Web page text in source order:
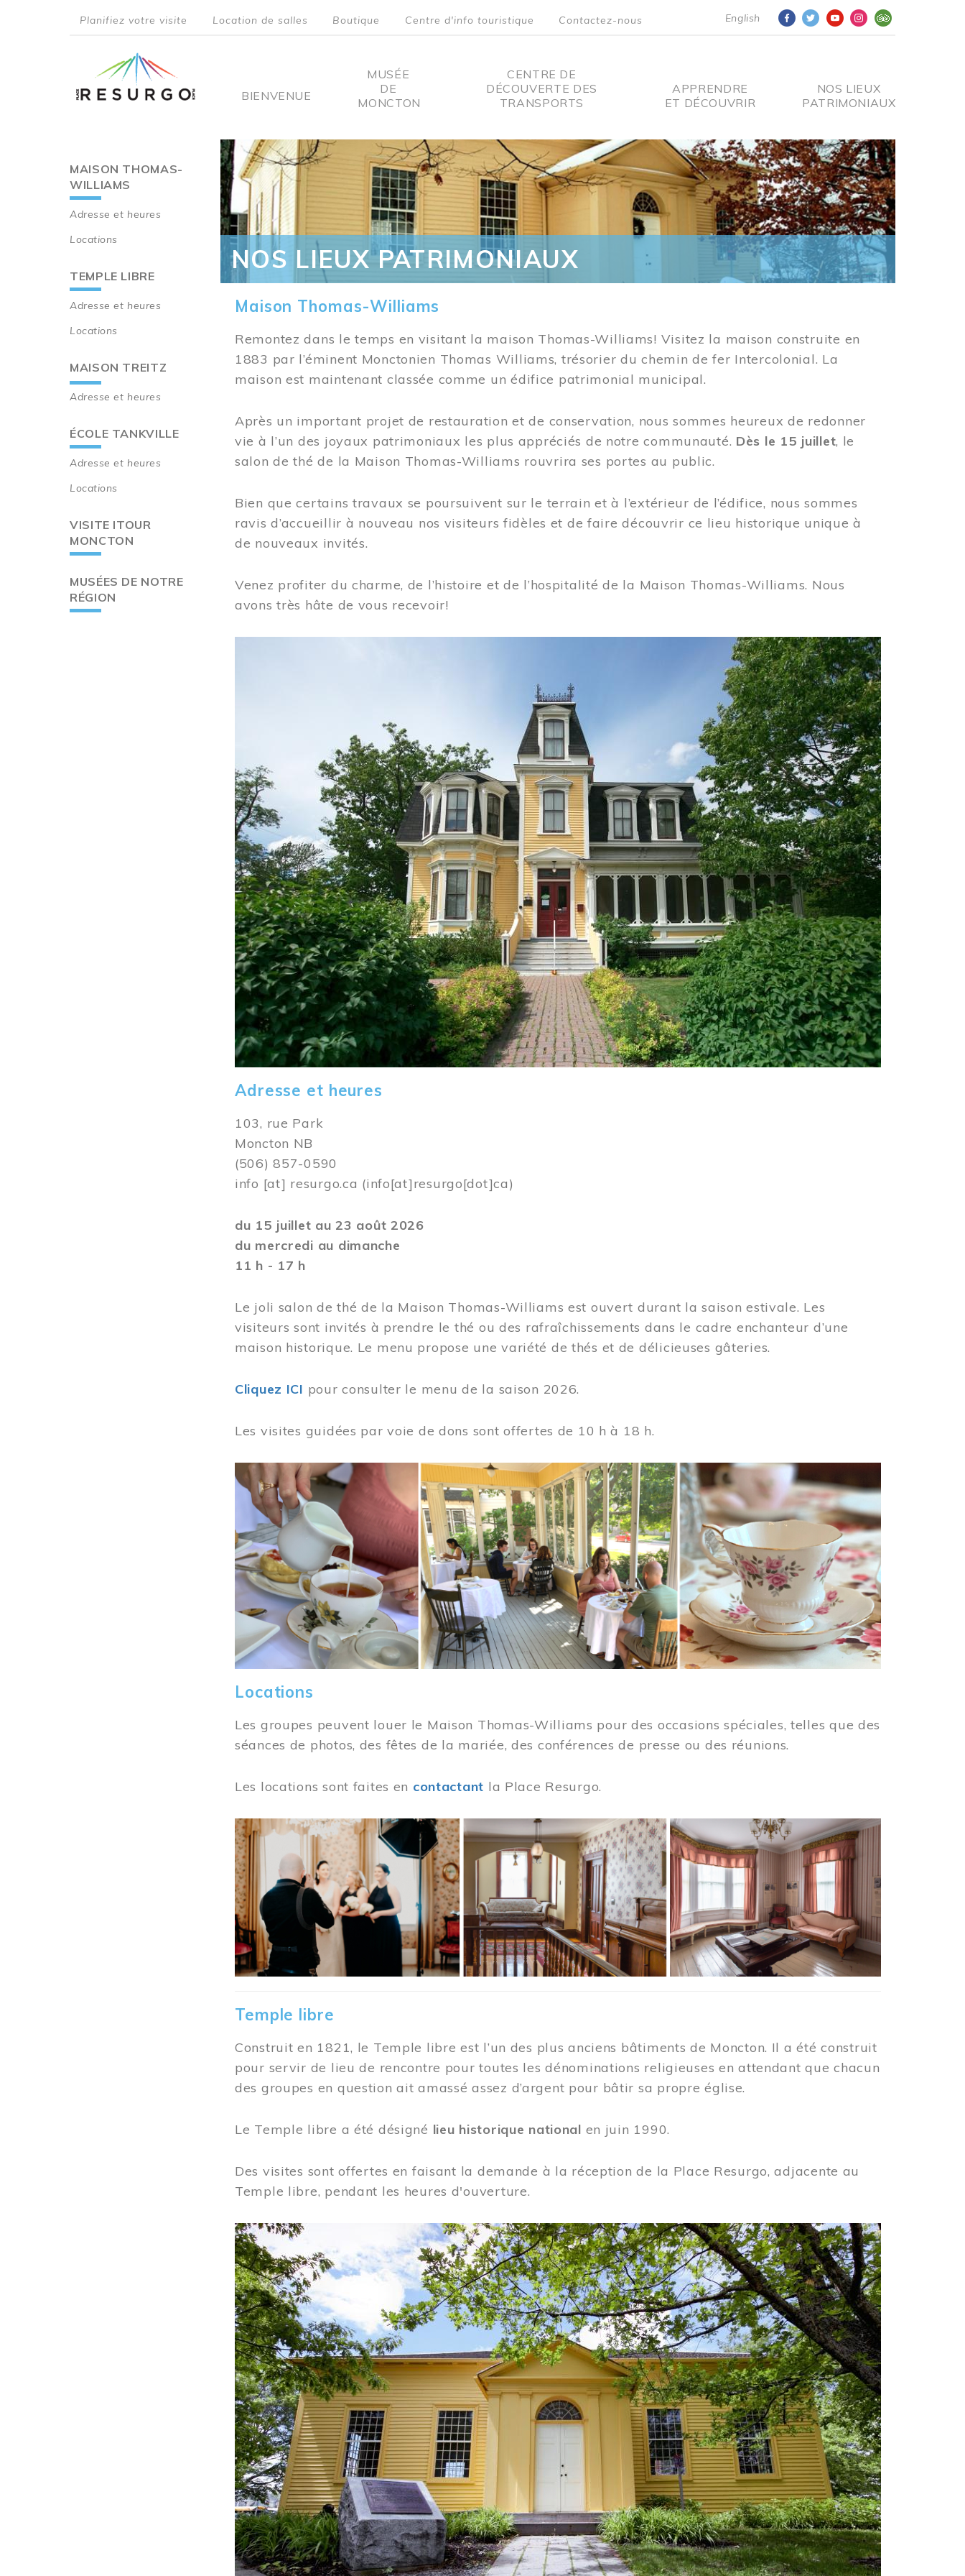
English
menu
Planifiez votre visite Location de salles Boutique Centre d'info touristique Contactez-nous
Main
BIENVENUE
MUSÉE
DE
MONCTON
CENTRE DE
DÉCOUVERTE DES
TRANSPORTS
APPRENDRE
ET DÉCOUVRIR
NOS LIEUX
PATRIMONIAUX
Main
navigation
MAISON THOMAS-
WILLIAMS
Adresse et heures
Locations
TEMPLE LIBRE
Adresse et heures
Locations
MAISON TREITZ
Adresse et heures
ÉCOLE TANKVILLE
Adresse et heures
Locations
VISITE ITOUR
MONCTON
MUSÉES DE NOTRE
RÉGION
NOS LIEUX PATRIMONIAUX
Maison Thomas-Williams
Remontez dans le temps en visitant la maison Thomas-Williams! Visitez la maison construite en
1883 par l’éminent Monctonien Thomas Williams, trésorier du chemin de fer Intercolonial. La
maison est maintenant classée comme un édifice patrimonial municipal.
Après un important projet de restauration et de conservation, nous sommes heureux de redonner
vie à l’un des joyaux patrimoniaux les plus appréciés de notre communauté. Dès le 15 juillet, le
salon de thé de la Maison Thomas-Williams rouvrira ses portes au public.
Bien que certains travaux se poursuivent sur le terrain et à l’extérieur de l’édifice, nous sommes
ravis d’accueillir à nouveau nos visiteurs fidèles et de faire découvrir ce lieu historique unique à
de nouveaux invités.
Venez profiter du charme, de l’histoire et de l’hospitalité de la Maison Thomas-Williams. Nous
avons très hâte de vous recevoir!
Adresse et heures
103, rue Park
Moncton NB
(506) 857-0590
info [at] resurgo.ca (info[at]resurgo[dot]ca)
du 15 juillet au 23 août 2026
du mercredi au dimanche
11 h - 17 h
Le joli salon de thé de la Maison Thomas-Williams est ouvert durant la saison estivale. Les
visiteurs sont invités à prendre le thé ou des rafraîchissements dans le cadre enchanteur d’une
maison historique. Le menu propose une variété de thés et de délicieuses gâteries.
Cliquez ICI pour consulter le menu de la saison 2026.
Les visites guidées par voie de dons sont offertes de 10 h à 18 h.
Image
Locations
Les groupes peuvent louer le Maison Thomas-Williams pour des occasions spéciales, telles que des
séances de photos, des fêtes de la mariée, des conférences de presse ou des réunions.
Les locations sont faites en contactant la Place Resurgo.
Image
Temple libre
Construit en 1821, le Temple libre est l’un des plus anciens bâtiments de Moncton. Il a été construit
pour servir de lieu de rencontre pour toutes les dénominations religieuses en attendant que chacun
des groupes en question ait amassé assez d’argent pour bâtir sa propre église.
Le Temple libre a été désigné lieu historique national en juin 1990.
Des visites sont offertes en faisant la demande à la réception de la Place Resurgo, adjacente au
Temple libre, pendant les heures d'ouverture.
Image